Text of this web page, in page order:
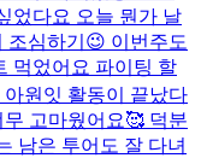
었다요 오늘 뭔가 날
조심하기😉 이번주도
먹었어요 파이팅 할
아원잇 활동이 끝났다
고마웠어요🥰 덕분
남은 투어도 잘 다녀